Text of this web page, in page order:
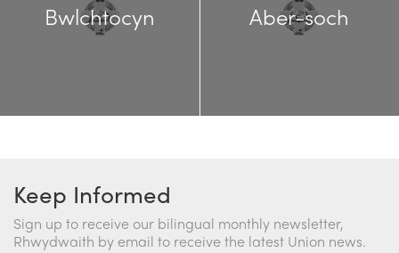
Bwlchtocyn Aber-soch
Keep Informed
Sign up to receive our bilingual monthly newsletter,
Rhwydwaith by email to receive the latest Union news.